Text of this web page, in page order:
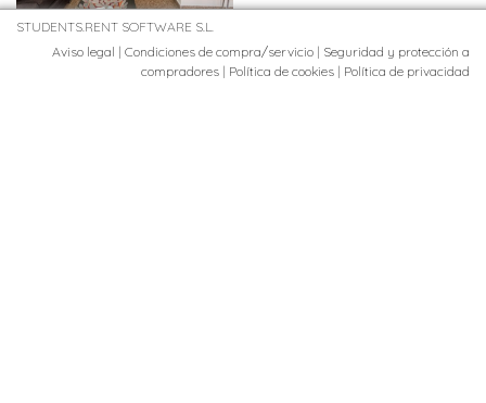
STUDENTS.RENT SOFTWARE S.L.
Aviso legal | Condiciones de compra/servicio | Seguridad y protección a
compradores | Política de cookies | Política de privacidad